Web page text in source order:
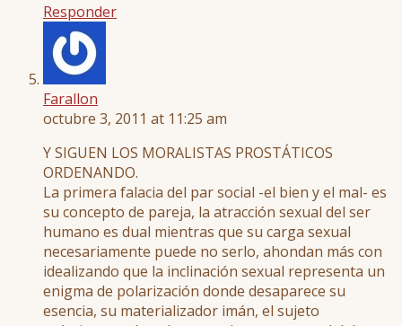
Responder
Farallon
octubre 3, 2011 at 11:25 am
Y SIGUEN LOS MORALISTAS PROSTÁTICOS
ORDENANDO.
La primera falacia del par social -el bien y el mal- es
su concepto de pareja, la atracción sexual del ser
humano es dual mientras que su carga sexual
necesariamente puede no serlo, ahondan más con
idealizando que la inclinación sexual representa un
enigma de polarización donde desaparece su
esencia, su materializador imán, el sujeto